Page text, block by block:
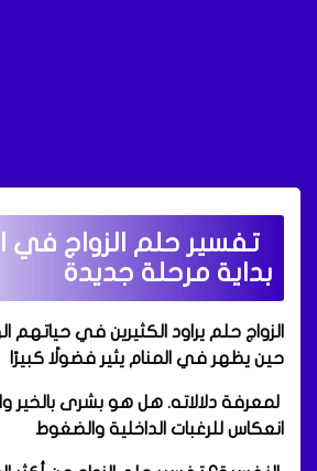
تفسير حلم الزواج في
بداية مرحلة جديدة
الزواج حلم يراود الكثيرين في حياتهم
حين يظهر في المنام يثير فضولًا كبيرًا
لمعرفة دلالاته. هل هو بشرى بالخير
انعكاس للرغبات الداخلية والضغوط